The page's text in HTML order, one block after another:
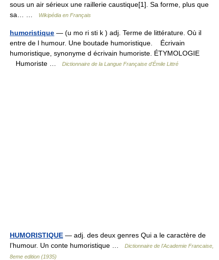
sous un air sérieux une raillerie caustique[1]. Sa forme, plus que
sa… …
Wikipédia en Français
humoristique — (u mo ri sti k ) adj. Terme de littérature. Où il
entre de l humour. Une boutade humoristique. Écrivain
humoristique, synonyme d écrivain humoriste. ÉTYMOLOGIE
Humoriste …
Dictionnaire de la Langue Française d'Émile Littré
HUMORISTIQUE — adj. des deux genres Qui a le caractère de
l’humour. Un conte humoristique …
Dictionnaire de l'Academie Francaise,
8eme edition (1935)